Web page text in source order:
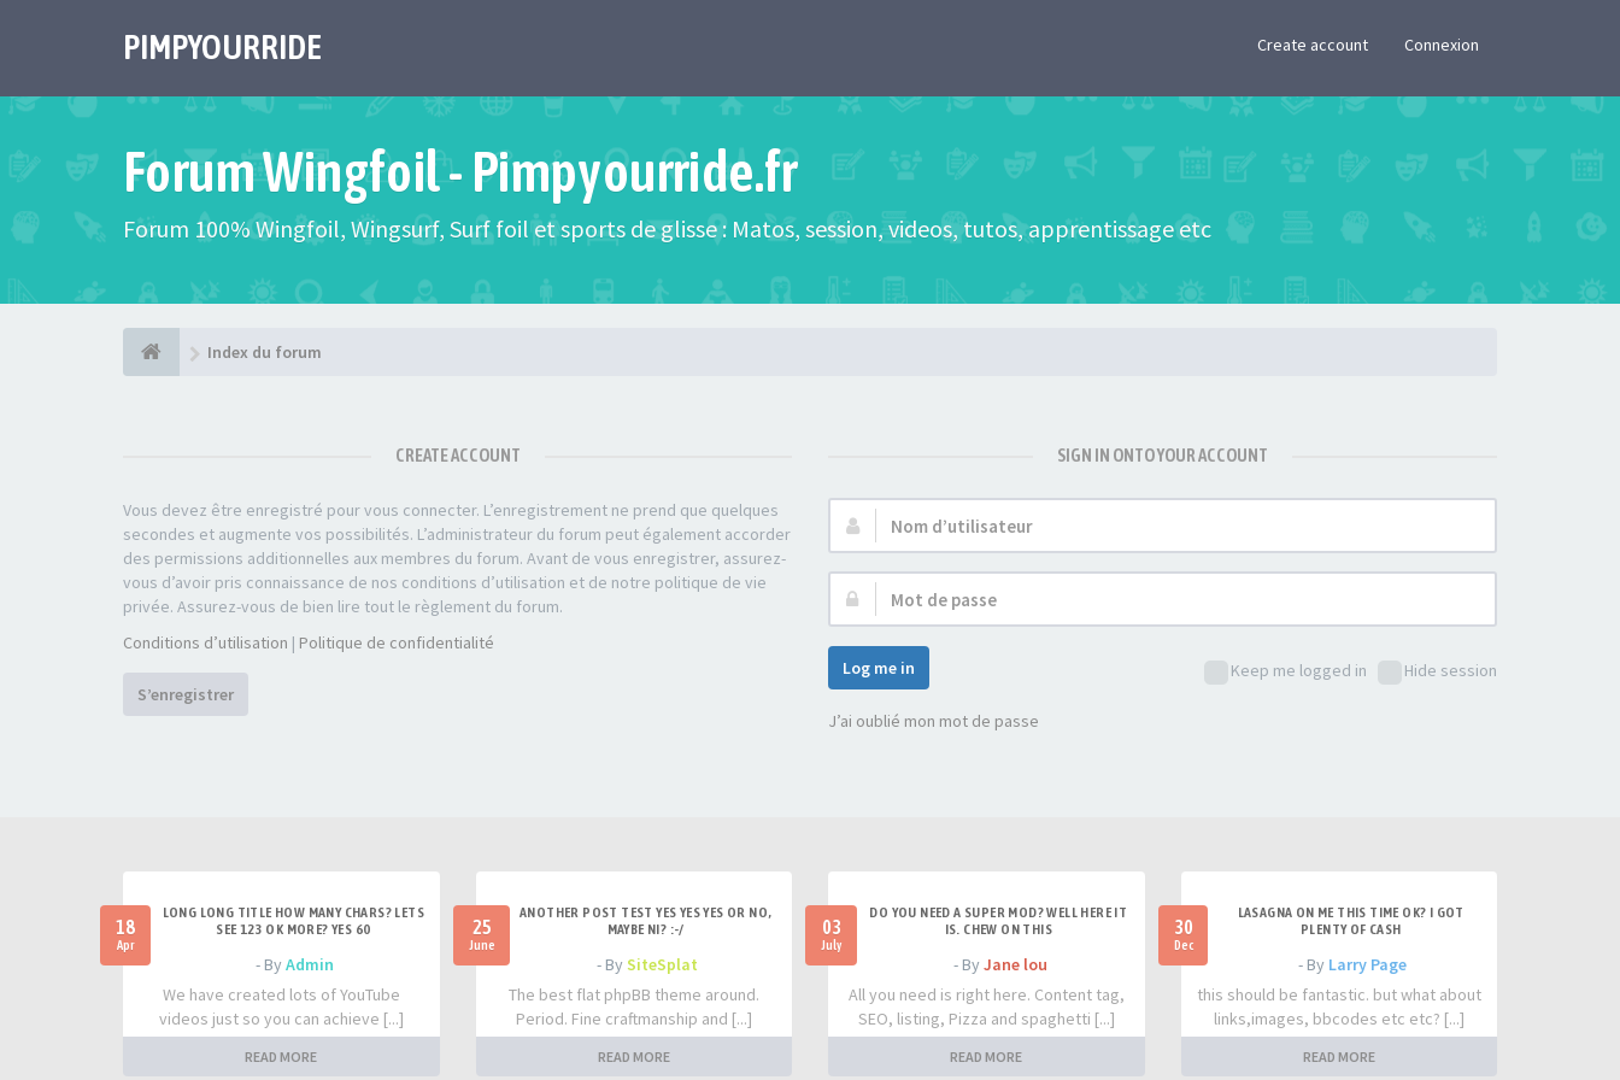
PIMPYOURRIDE Create account Connexion
Forum Wingfoil - Pimpyourride.fr
Forum 100% Wingfoil, Wingsurf, Surf foil et sports de glisse : Matos, session, videos, tutos, apprentissage etc
Index du forum
CREATE ACCOUNT
Vous devez être enregistré pour vous connecter. L’enregistrement ne prend que quelques
secondes et augmente vos possibilités. L’administrateur du forum peut également accorder
des permissions additionnelles aux membres du forum. Avant de vous enregistrer, assurez-
vous d’avoir pris connaissance de nos conditions d’utilisation et de notre politique de vie
privée. Assurez-vous de bien lire tout le règlement du forum.
Conditions d’utilisation | Politique de confidentialité
S’enregistrer
SIGN IN ONTO YOUR ACCOUNT
Nom
d’utilisateur :
Mot
de
passe :
Keep me logged in
Hide session
Log me in
J’ai oublié mon mot de passe
18
Apr
LONG LONG TITLE HOW MANY CHARS? LETS
SEE 123 OK MORE? YES 60
- ByAdmin
We have created lots of YouTube
videos just so you can achieve [...]
READ MORE
25
June
ANOTHER POST TEST YES YES YES OR NO,
MAYBE NI? :-/
- BySiteSplat
The best flat phpBB theme around.
Period. Fine craftmanship and [...]
READ MORE
03
July
DO YOU NEED A SUPER MOD? WELL HERE IT
IS. CHEW ON THIS
- By Jane lou
All you need is right here. Content tag,
SEO, listing, Pizza and spaghetti [...]
READ MORE
30
Dec
LASAGNA ON ME THIS TIME OK? I GOT
PLENTY OF CASH
- By Larry Page
this should be fantastic. but what about
links,images, bbcodes etc etc? [...]
READ MORE